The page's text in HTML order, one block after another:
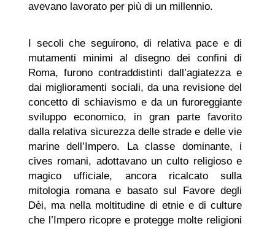
avevano lavorato per più di un millennio.
I secoli che seguirono, di relativa pace e di
mutamenti minimi al disegno dei confini di
Roma, furono contraddistinti dall’agiatezza e
dai miglioramenti sociali, da una revisione del
concetto di schiavismo e da un furoreggiante
sviluppo economico, in gran parte favorito
dalla relativa sicurezza delle strade e delle vie
marine dell’Impero. La classe dominante, i
cives romani, adottavano un culto religioso e
magico ufficiale, ancora ricalcato sulla
mitologia romana e basato sul Favore degli
Dèi, ma nella moltitudine di etnie e di culture
che l’Impero ricopre e protegge molte religioni